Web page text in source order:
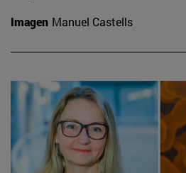
Imagen Manuel Castells